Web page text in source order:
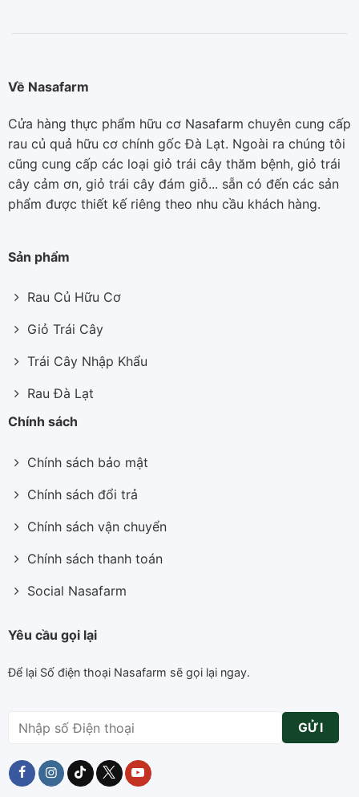
Về Nasafarm
Cửa hàng thực phẩm hữu cơ Nasafarm chuyên cung cấp
rau củ quả hữu cơ chính gốc Đà Lạt. Ngoài ra chúng tôi
cũng cung cấp các loại giỏ trái cây thăm bệnh, giỏ trái
cây cảm ơn, giỏ trái cây đám giỗ... sẵn có đến các sản
phẩm được thiết kế riêng theo nhu cầu khách hàng.
Sản phẩm
Rau Củ Hữu Cơ
Giỏ Trái Cây
Trái Cây Nhập Khẩu
Rau Đà Lạt
Chính sách
Chính sách bảo mật
Chính sách đổi trả
Chính sách vận chuyển
Chính sách thanh toán
Social Nasafarm
Yêu cầu gọi lại
Để lại Số điện thoại Nasafarm sẽ gọi lại ngay.